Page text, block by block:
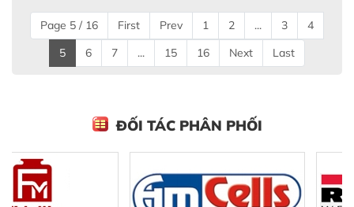
Page 5 / 16 First Prev 1 2 ... 3
4
5
6 7 ... 15 16 Next Last
ĐỐI TÁC PHÂN PHỐI